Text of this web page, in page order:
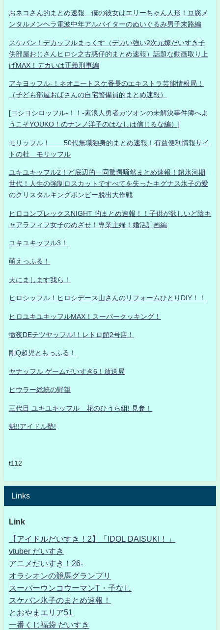
おネコさん的まとめ速報 僕の彼女はエリーちゃん人形！豆腐メ
ンタルメンヘラ電波中年アルバイターのぬいぐるみ男子末路編
スケバン！デカッフルまっくす（デカい強い2次元嫁だいすき子
供部屋おじさんヒロシ之古惑仔的まとめ速報）話題な動画取り上
げMAX！デカいは正義刑事編
アキヨッフル-！ネオニートスケ番長のエキストラ芸能情報局！
（子ども部屋おばさんの自宅警備員的まとめ速報）
[ヨシヨシロッフル-！！-素浪人勇者カツオンの未解決事件簿へよ
うこそYOUKO！のナンノ洋子のはなしは信じるな編）]
モリッフル！ 50代無職独身的まとめ速報！有益便利情報サイ
トの杜 モリッフル
ユキユキッフル2！ど底辺的一同驚愕騒然まとめ速報！超氷河期
世代！人生の強制ロスカットですべてを失ったキグナス氷子の愛
のクリスタルキングボンビー脱出大作戦
ヒロコンプレックスNIGHT 的まとめ速報！！子供が欲しいど陰キ
ャアラフィフ女子のめざせ！専業主婦！婚活計画編
ユキユキッフル3！
萌えっふる！
天にまします我ら！
ヒロシッフル！ヒロシデース山さんのリフォームひとりDIY！！
ヒロユキユキッフルMAX！スーパークッキング！
徹夜DEテツヤッフル!！レトロ館2号店！
剛Q超児ともっふる！
ヤナッフル ゲームだいすき6！放送局
ヒウラー総統の野望
三代目 ユキユキッフル 花のひうら組! 見参！
魁!!アイドル塾!
t112
Links
Link
【アイドルだいすき！2】「IDOL DAISUKI！」
vtuber だいすき
アニメだいすき！26-
オラシオンの競馬グランプリ
スーパーウンコウーマンT・子なし
スケバン氷子のまとめ速報！
とおやまエリア51
一番くじ福袋 だいすき